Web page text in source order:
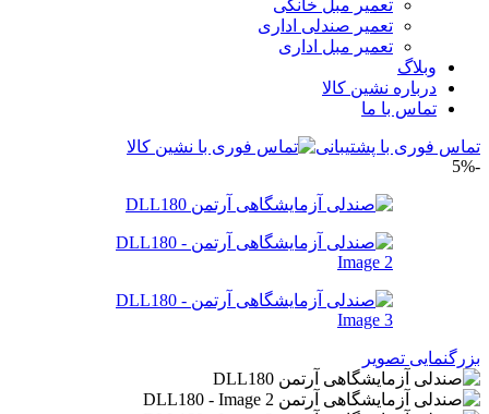
تعمیر مبل خانگی
تعمیر صندلی اداری
تعمیر مبل اداری
وبلاگ
درباره نشین کالا
تماس با ما
تماس فوری با پشتیبانی
-5%
بزرگنمایی تصویر